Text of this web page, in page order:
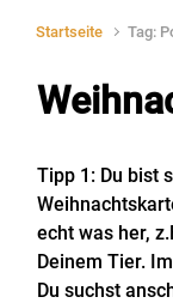
Startseite Tag:
Tipp 1: Du bist
echt was her,
Deinem Tier.
Du suchst